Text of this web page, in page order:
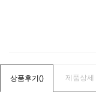
상품후기() 제품상세